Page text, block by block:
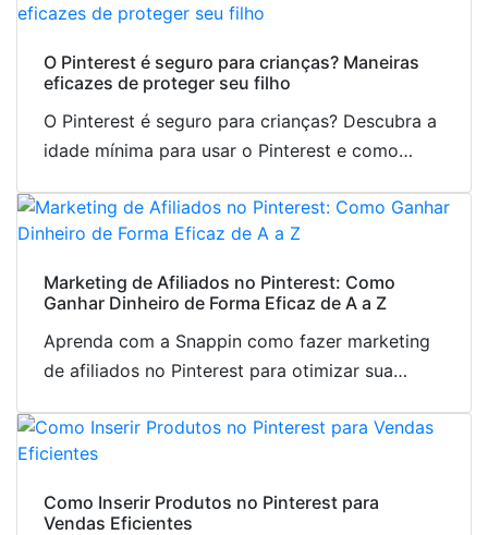
O Pinterest é seguro para crianças? Maneiras
eficazes de proteger seu filho
O Pinterest é seguro para crianças? Descubra a
idade mínima para usar o Pinterest e como
inadequados.
Marketing de Afiliados no Pinterest: Como
Ganhar Dinheiro de Forma Eficaz de A a Z
Aprenda com a Snappin como fazer marketing
de afiliados no Pinterest para otimizar sua
é ideal para iniciantes.
Como Inserir Produtos no Pinterest para
Vendas Eficientes